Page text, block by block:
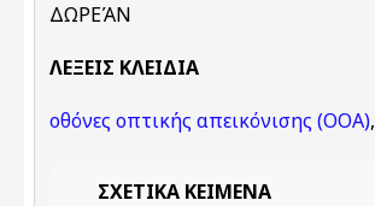
ΔΩΡΕΆΝ
ΛΈΞΕΙΣ KΛΕΙΔΙΆ
οθόνες οπτικής απεικόνισης (ΟΟΑ),
ΣΧΕΤΙΚΆ ΚΕΊΜΕΝΑ